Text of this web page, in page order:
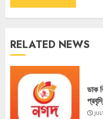
RELATED NEWS
ডাক